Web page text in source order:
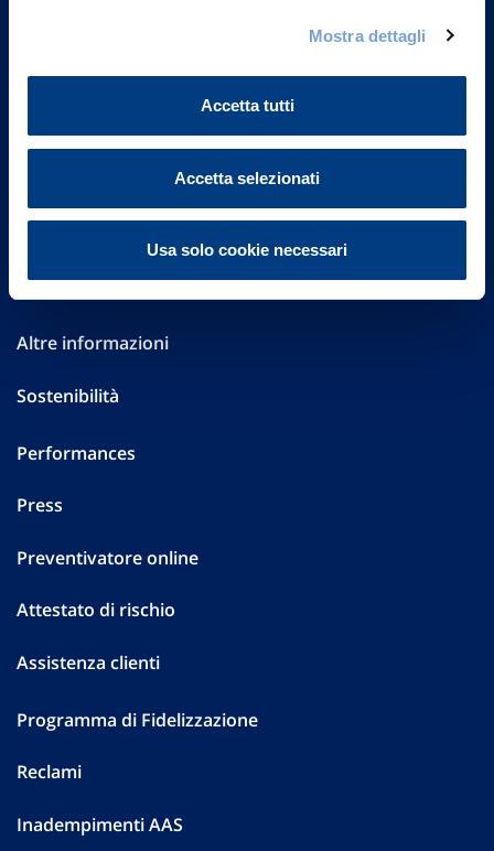
Mostra dettagli
Accetta tutti
Accetta selezionati
Usa solo cookie necessari
Via Ignazio Gardella, 2
Part. IVA 01329510158
Altre informazioni
Sostenibilità
Performances
Press
Preventivatore online
Attestato di rischio
Assistenza clienti
Programma di Fidelizzazione
Reclami
Inadempimenti AAS